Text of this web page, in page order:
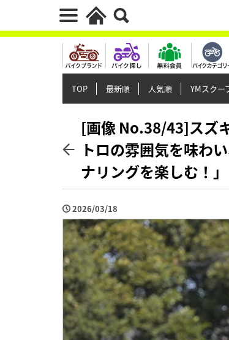
TOP 最新順 人気順 YMスクー
[画像 No.38/43]スズ
トロの雰囲気を味わ
ナリングを楽しむ！」
2026/03/18